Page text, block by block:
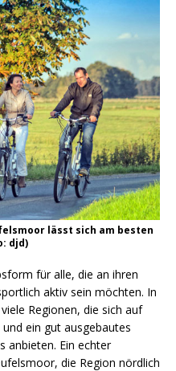
lässt sich am besten
djd)
für alle, die an ihren
aktiv sein möchten. In
Regionen, die sich auf
ein gut ausgebautes
anbieten. Ein echter
die Region nördlich